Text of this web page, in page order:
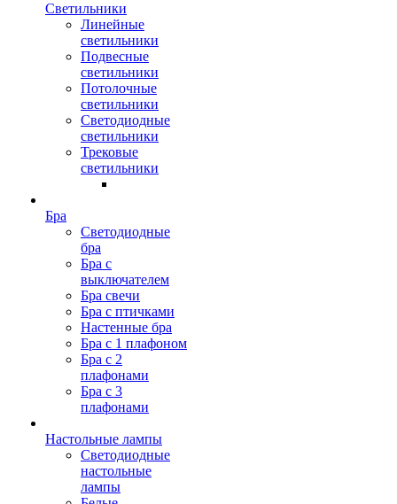
Светильники
Линейные
светильники
Подвесные
светильники
Потолочные
светильники
Светодиодные
светильники
Трековые
светильники
Бра
Светодиодные
бра
Бра с
выключателем
Бра свечи
Бра с птичками
Настенные бра
Бра с 1 плафоном
Бра с 2
плафонами
Бра с 3
плафонами
Настольные лампы
Светодиодные
настольные
лампы